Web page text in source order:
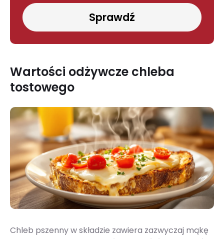
Sprawdź
Wartości odżywcze chleba
tostowego
Chleb pszenny w składzie zawiera zazwyczaj mąkę